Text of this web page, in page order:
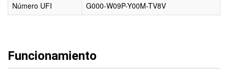
Número UFI
G000-W09P-Y00M-TV8V
Funcionamiento